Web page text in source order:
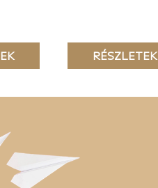
RÉSZLETEK